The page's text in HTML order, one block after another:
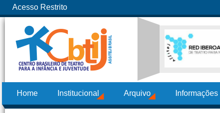
Acesso Restrito
Home Institucional Arquivo